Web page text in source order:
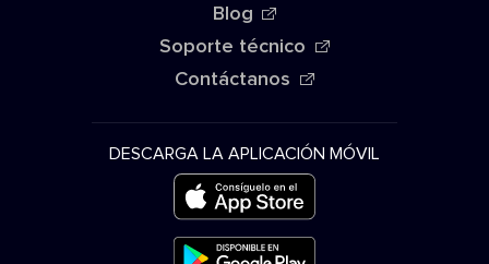
Blog
Soporte técnico
Contáctanos
DESCARGA LA APLICACIÓN MÓVIL